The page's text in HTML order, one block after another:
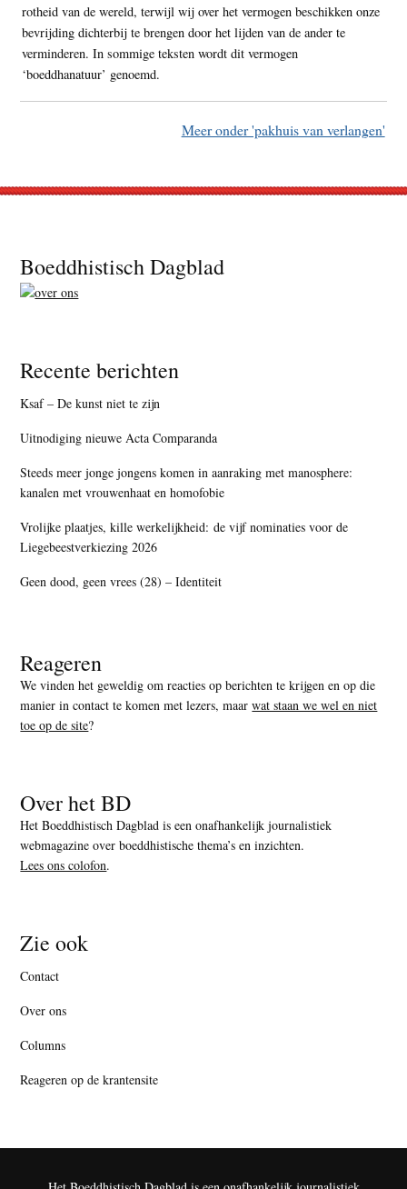
rotheid van de wereld, terwijl wij over het vermogen beschikken onze
bevrijding dichterbij te brengen door het lijden van de ander te
verminderen. In sommige teksten wordt dit vermogen
‘boeddhanatuur’ genoemd.
Meer onder 'pakhuis van verlangen'
Footer
Boeddhistisch Dagblad
Recente berichten
Ksaf – De kunst niet te zijn
Uitnodiging nieuwe Acta Comparanda
Steeds meer jonge jongens komen in aanraking met manosphere:
kanalen met vrouwenhaat en homofobie
Vrolijke plaatjes, kille werkelijkheid: de vijf nominaties voor de
Liegebeestverkiezing 2026
Geen dood, geen vrees (28) – Identiteit
Reageren
We vinden het geweldig om reacties op berichten te krijgen en op die
manier in contact te komen met lezers, maarwat staan we wel en niet
toe op de site?
Over het BD
Het Boeddhistisch Dagblad is een onafhankelijk journalistiek
webmagazine over boeddhistische thema’s en inzichten.
Lees ons colofon.
Zie ook
Contact
Over ons
Columns
Reageren op de krantensite